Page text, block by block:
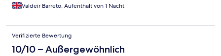
Valdeir Barreto, Aufenthalt von 1 Nacht
Verifizierte Bewertung
10/10 – Außergewöhnlich